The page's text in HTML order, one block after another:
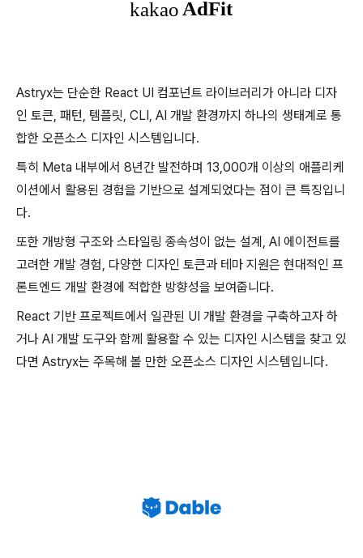
Astryx는 단순한 React UI 컴포넌트 라이브러리가 아니라 디자
인 토큰, 패턴, 템플릿, CLI, AI 개발 환경까지 하나의 생태계로 통
합한 오픈소스 디자인 시스템입니다.
특히 Meta 내부에서 8년간 발전하며 13,000개 이상의 애플리케
이션에서 활용된 경험을 기반으로 설계되었다는 점이 큰 특징입니
다.
또한 개방형 구조와 스타일링 종속성이 없는 설계, AI 에이전트를
고려한 개발 경험, 다양한 디자인 토큰과 테마 지원은 현대적인 프
론트엔드 개발 환경에 적합한 방향성을 보여줍니다.
React 기반 프로젝트에서 일관된 UI 개발 환경을 구축하고자 하
거나 AI 개발 도구와 함께 활용할 수 있는 디자인 시스템을 찾고 있
다면 Astryx는 주목해 볼 만한 오픈소스 디자인 시스템입니다.